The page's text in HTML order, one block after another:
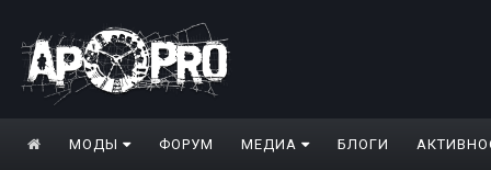
МОДЫ ФОРУМ МЕДИА БЛОГИ